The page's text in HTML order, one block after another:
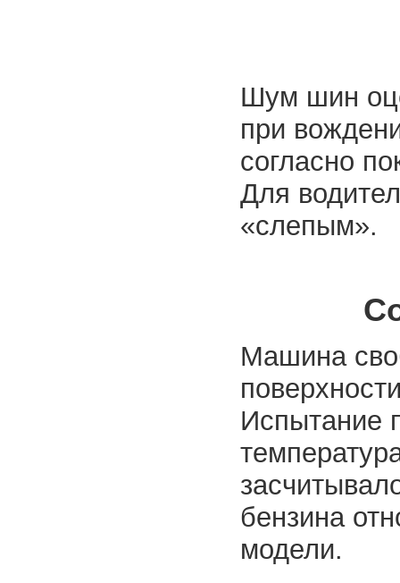
Шум шин
при
согласно
Для
«слепым».
Машина
Испытание
бензина
модели.